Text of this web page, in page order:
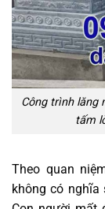
Công trình lăng
tấm
Theo quan
không có